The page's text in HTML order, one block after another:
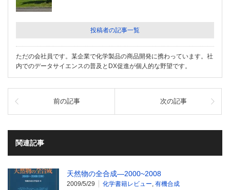
投稿者の記事一覧
ただの会社員です。某企業で化学製品の商品開発に携わっています。社
内でのデータサイエンスの普及とDX促進が個人的な野望です。
前の記事 次の記事
関連記事
天然物の全合成―2000~2008
2009/5/29 化学書籍レビュー, 有機合成